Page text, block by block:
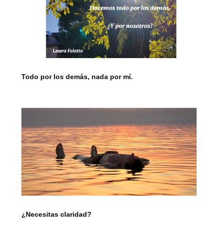
Todo por los demás, nada por mí.
¿Necesitas claridad?